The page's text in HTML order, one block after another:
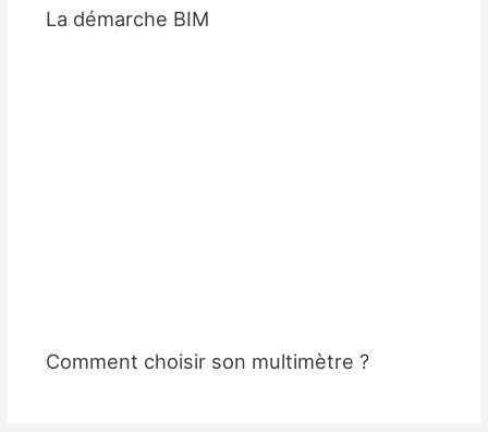
La démarche BIM
Comment choisir son multimètre ?